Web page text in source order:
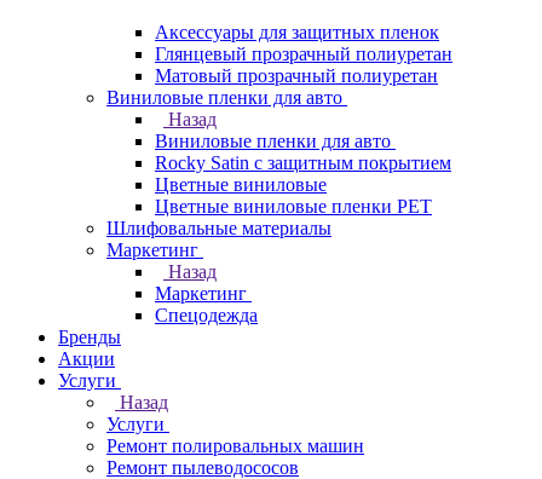
Аксессуары для защитных пленок
Глянцевый прозрачный полиуретан
Матовый прозрачный полиуретан
Виниловые пленки для авто
Назад
Виниловые пленки для авто
Rocky Satin с защитным покрытием
Цветные виниловые
Цветные виниловые пленки PET
Шлифовальные материалы
Маркетинг
Назад
Маркетинг
Спецодежда
Бренды
Акции
Услуги
Назад
Услуги
Ремонт полировальных машин
Ремонт пылеводососов